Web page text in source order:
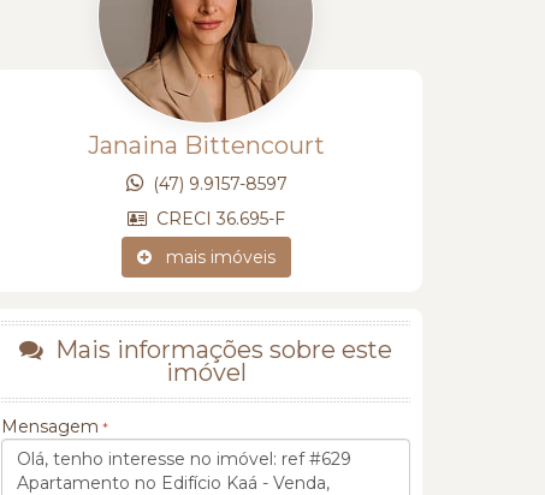
Janaina Bittencourt
(47) 9.9157-8597
CRECI 36.695-F
mais imóveis
Mais informações sobre este
imóvel
Mensagem